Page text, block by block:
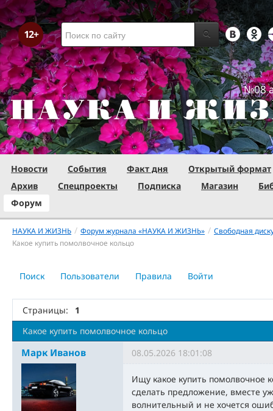
№08
Новости События Факт дня
Открытый формат
Архив
Спецпроекты Подписка Магазин
Форум
НАУКА И ЖИЗНЬ / Форум журнала «НАУКА И ЖИЗНЬ» / Свободная
Какое купить помолвочное кольцо
Поиск Пользователи Правила Войти
Страницы:
1
Какое купить помолвочное кольцо
Марк Иванов 08.05.2026 18:01:08
Ищу какое купить помолвочное
сделать предложение, вместе
волнительный и не хочется